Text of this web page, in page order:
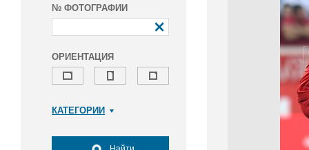
№ ФОТОГРАФИИ
ОРИЕНТАЦИЯ
КАТЕГОРИИ
Досуг, туризм и отдых